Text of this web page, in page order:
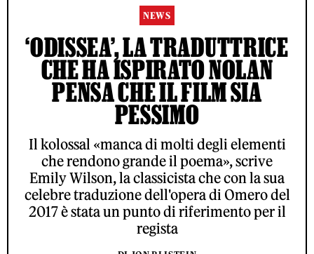
NEWS
‘ODISSEA’, LA TRADUTTRICE
CHE HA ISPIRATO NOLAN
PENSA CHE IL FILM SIA
PESSIMO
Il kolossal «manca di molti degli elementi
che rendono grande il poema», scrive
Emily Wilson, la classicista che con la sua
celebre traduzione dell'opera di Omero del
2017 è stata un punto di riferimento per il
regista